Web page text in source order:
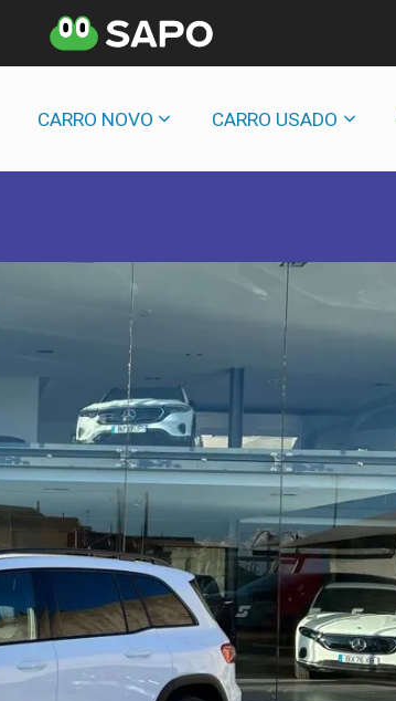
CARRO NOVO CARRO USADO